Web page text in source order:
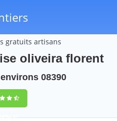
gratuits artisans
oliveira florent
08390
57